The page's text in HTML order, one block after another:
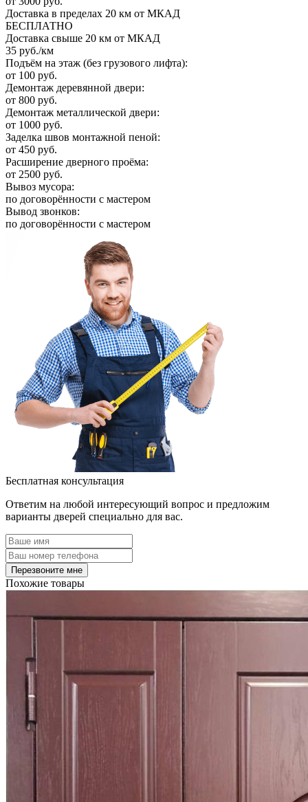
Доставка в пределах 20 км от МКАД
БЕСПЛАТНО
Доставка свыше 20 км от МКАД
35 руб./км
Подъём на этаж (без грузового лифта):
от 100 руб.
Демонтаж деревянной двери:
от 800 руб.
Демонтаж металлической двери:
от 1000 руб.
Заделка швов монтажной пеной:
от 450 руб.
Расширение дверного проёма:
от 2500 руб.
Вывоз мусора:
по договорённости с мастером
Вывод звонков:
по договорённости с мастером
Бесплатная консультация
Ответим на любой интересующий вопрос и предложим
варианты дверей специально для вас.
Похожие товары